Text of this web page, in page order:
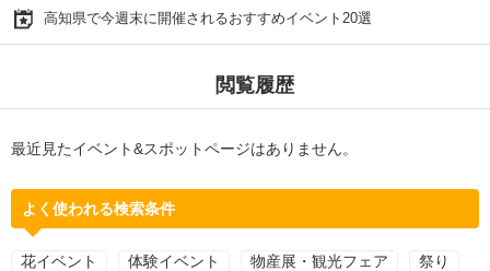
高知県で今週末に開催されるおすすめイベント20選
閲覧履歴
最近見たイベント&スポットページはありません。
よく使われる検索条件
花イベント 体験イベント 物産展・観光フェア 祭り